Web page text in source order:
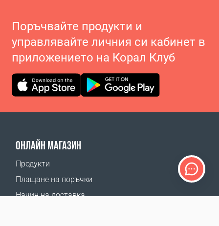
Поръчвайте продукти и
управлявайте личния си кабинет в
приложението на Корал Клуб
ОНЛАЙН МАГАЗИН
Продукти
Плащане на поръчки
Начин на доставка